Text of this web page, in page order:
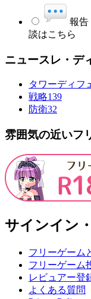
報告
談はこちら
ニュースレ・デ
タワーディフ
戦略139
防衛32
雰囲気の近いフ
サインイン
フリーゲーム
フリーゲーム
レビュアー登
よくある質問